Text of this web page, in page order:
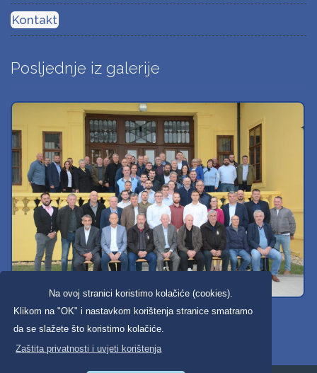
Na ovoj stranici koristimo kolačiće (cookies).
Klikom na "OK" i nastavkom korištenja stranice smatramo
da se slažete što koristimo kolačiće.
Zaštita privatnosti i uvjeti korištenja
Kontakt
Posljednje iz galerije
Svi dobravski košarkaši